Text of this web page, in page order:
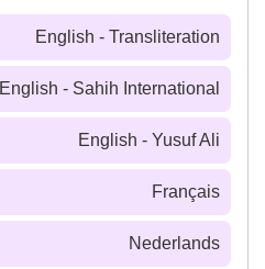
English - Transliteration
English - Sahih International
English - Yusuf Ali
Français
Nederlands